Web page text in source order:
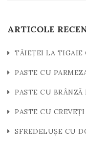
ARTICOLE
TĂIEȚEI LA TIGAIE
PASTE CU
PASTE CU
PASTE CU
SFREDELUȘE CU